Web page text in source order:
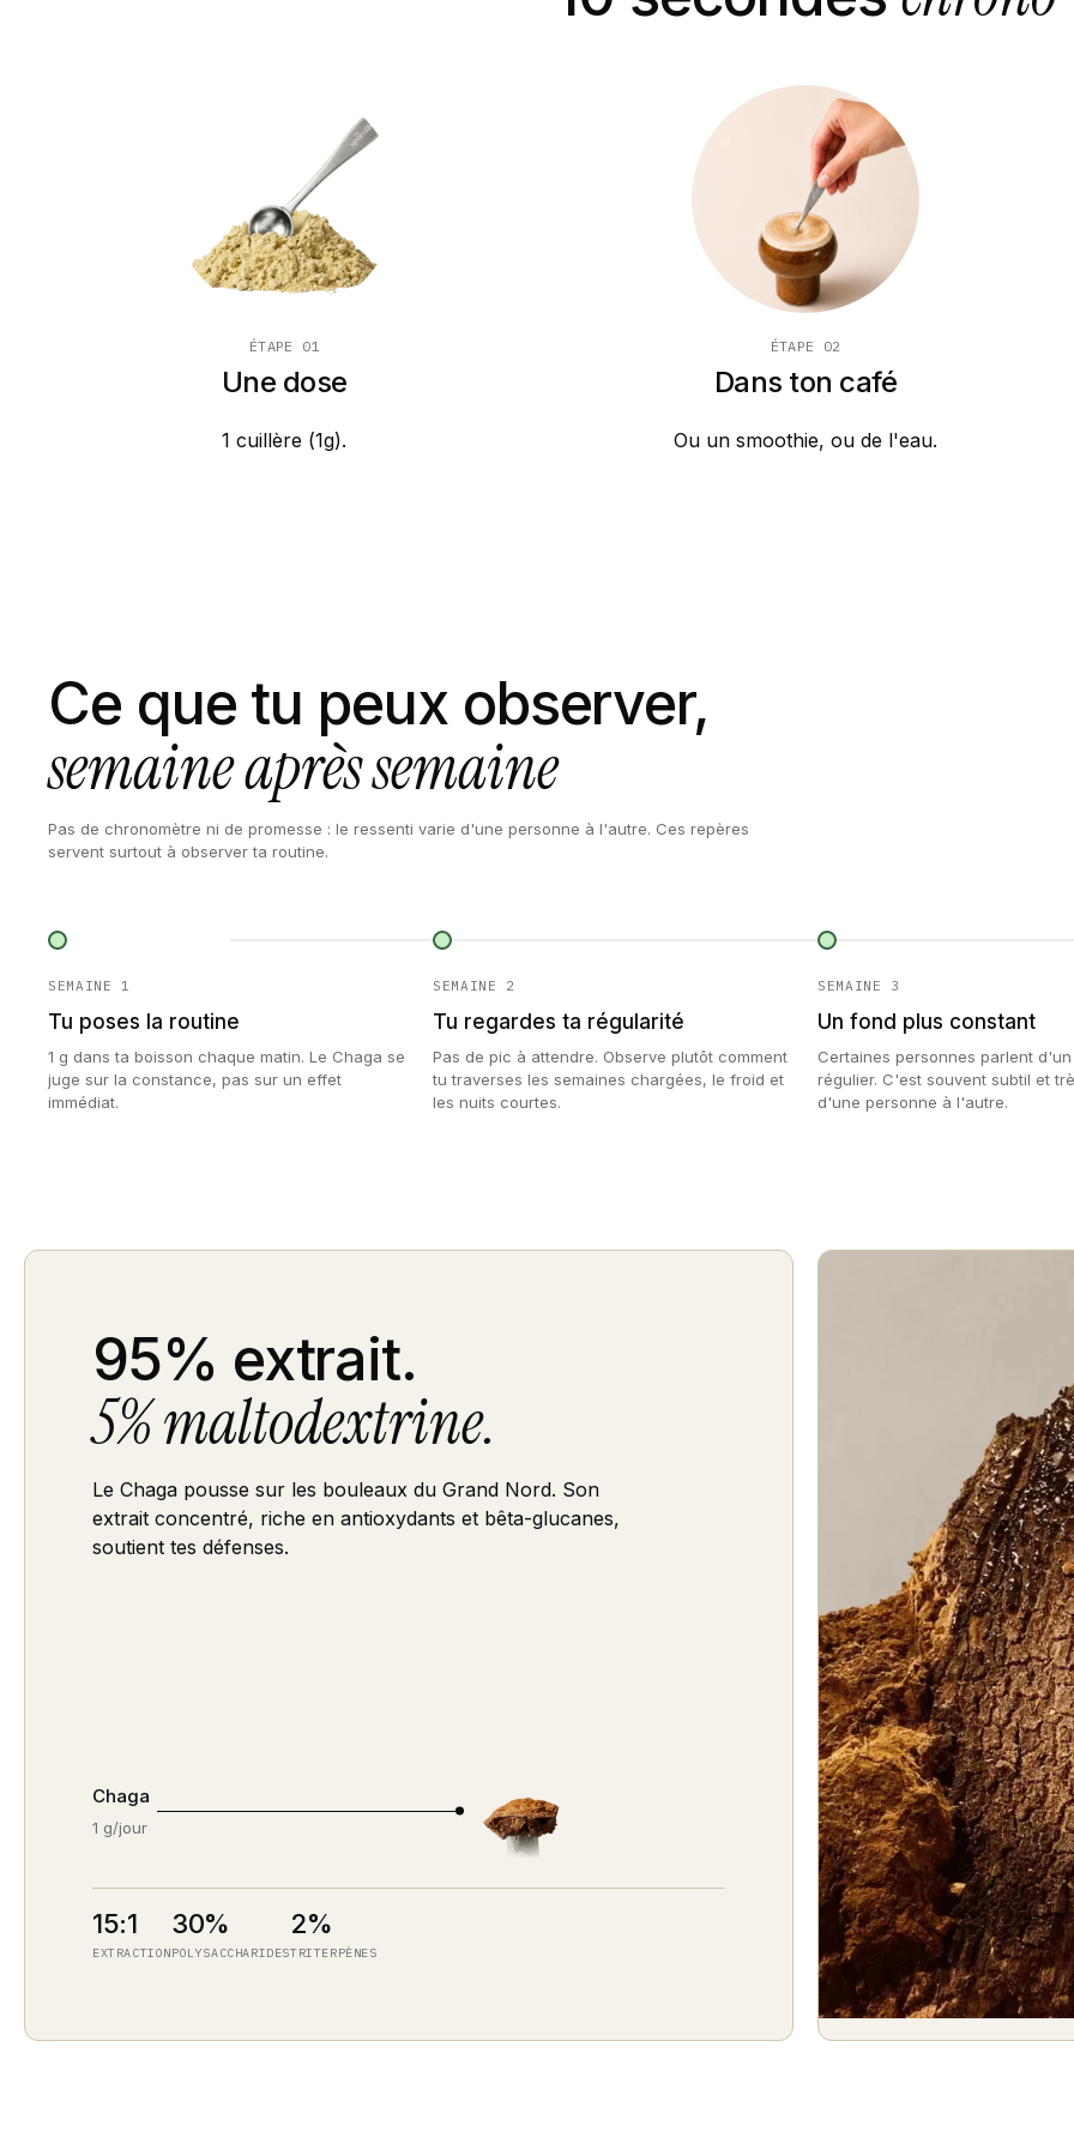
ÉTAPE 01
Une dose
1 cuillère (1g).
ÉTAPE 02
Dans ton café
Ou un smoothie, ou de l'eau.
Ce que tu peux observer,
semaine après semaine
Pas de chronomètre ni de promesse : le ressenti varie d'une personne à l'autre. Ces repères
servent surtout à observer ta routine.
SEMAINE 1
Tu poses la routine
1 g dans ta boisson chaque matin. Le Chaga se
juge sur la constance, pas sur un effet
immédiat.
SEMAINE 2
Tu regardes ta régularité
Pas de pic à attendre. Observe plutôt comment
tu traverses les semaines chargées, le froid et
les nuits courtes.
SEMAINE 3
Un fond plus constant
Certaines personnes parlent
régulier. C'est souvent subtil et
d'une personne à l'autre.
95% extrait.
5% maltodextrine.
Le Chaga pousse sur les bouleaux du Grand Nord. Son
extrait concentré, riche en antioxydants et bêta-glucanes,
soutient tes défenses.
Chaga
1 g/jour
15:1
EXTRACTION
30%
POLYSACCHARIDES
2%
TRITERPÈNES